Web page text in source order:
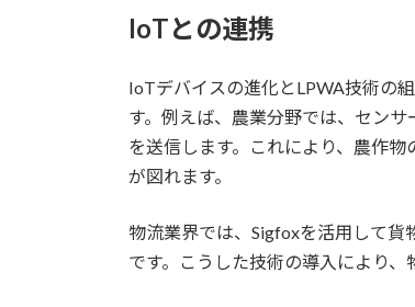
IoTとの連携
IoTデバイスの進化とLPWA技術の
す。例えば、農業分野では、セン
を送信します。これにより、農作
が図れます。
物流業界では、Sigfoxを活用して
です。こうした技術の導入により、